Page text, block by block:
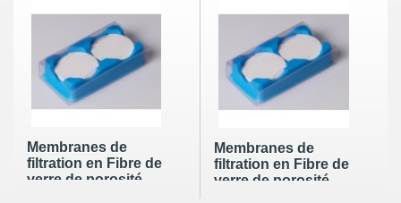
boite)
boite)
Membranes de
filtration en Fibre de
verre de porosité
Membranes de
filtration en Fibre de
verre de porosité